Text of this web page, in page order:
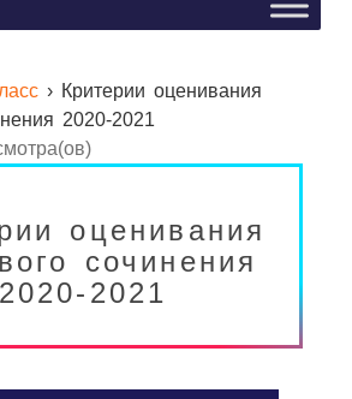
› Критерии оценивания
2020-2021
оценивания
сочинения
2020-2021